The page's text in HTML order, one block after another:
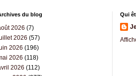
du blog
2026 (7)
2026 (57)
2026 (196)
2026 (118)
2026 (112)
Qui